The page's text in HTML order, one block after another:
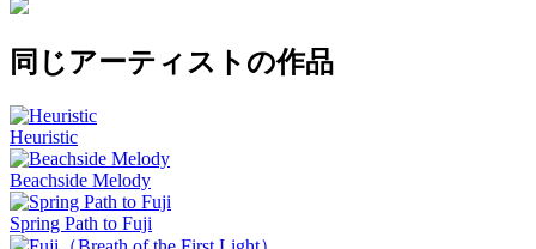
同じアーティストの作品
Heuristic
Beachside Melody
Spring Path to Fuji